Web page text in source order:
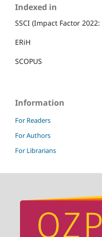
Indexed in
SSCI (Impact Factor 2022:
ERiH
SCOPUS
Information
For Readers
For Authors
For Librarians